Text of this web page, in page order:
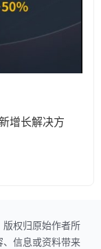
增长解决方
版权归原始作者所
、信息或资料带来